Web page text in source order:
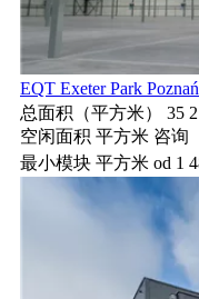
EQT Exeter Park Poznań
总面积（平方米）
35
空闲面积 平方米 咨询
最小模块 平方米 od 1